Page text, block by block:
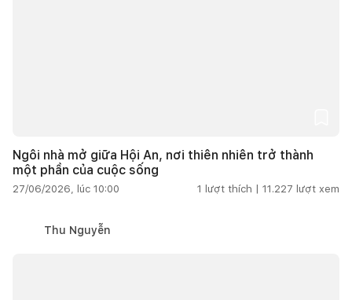
Ngôi nhà mở giữa Hội An, nơi thiên nhiên trở thành
một phần của cuộc sống
27/06/2026, lúc 10:00 1 lượt thích | 11.227 lượt xem
Thu Nguyễn